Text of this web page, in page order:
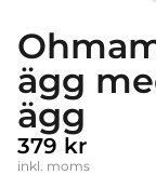
ägg
ägg
379 kr
inkl. moms